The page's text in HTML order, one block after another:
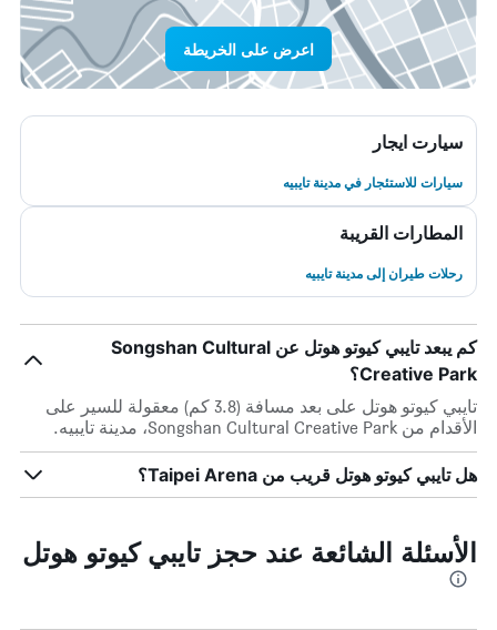
اعرض على الخريطة
سيارت ايجار
سيارات للاستئجار في مدينة تايبيه
المطارات القريبة
رحلات طيران إلى مدينة تايبيه
كم يبعد تايبي كيوتو هوتل عن Songshan Cultural
Creative Park؟
تايبي كيوتو هوتل على بعد مسافة (3.8 كم) معقولة للسير على
الأقدام من Songshan Cultural Creative Park، مدينة تايبيه.
هل تايبي كيوتو هوتل قريب من Taipei Arena؟
الأسئلة الشائعة عند حجز تايبي كيوتو هوتل